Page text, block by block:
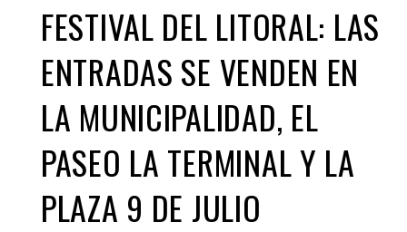
FESTIVAL DEL LITORAL: LAS
ENTRADAS SE VENDEN EN
LA MUNICIPALIDAD, EL
PASEO LA TERMINAL Y LA
PLAZA 9 DE JULIO